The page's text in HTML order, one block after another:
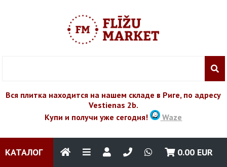
Вся плитка находится на нашем складе в Риге, по адресу
Vestienas 2b.
Купи и получи уже сегодня!
Waze
КАТАЛОГ 0.00 EUR